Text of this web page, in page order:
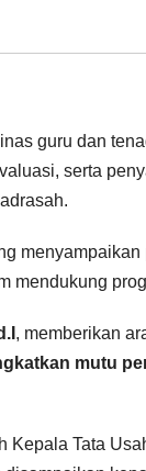
guru dan
serta
mendukung
, memberikan
mutu
Tata